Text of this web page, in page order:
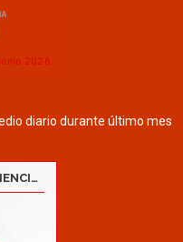
diario durante último mes